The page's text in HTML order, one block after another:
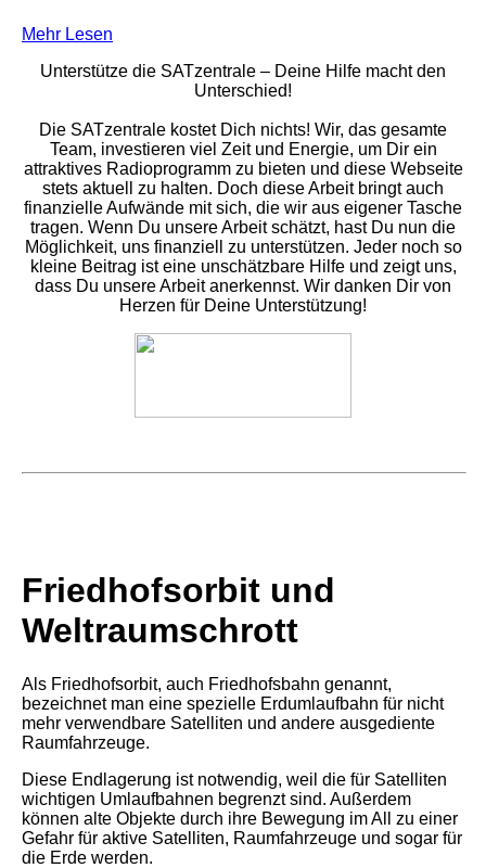
Mehr Lesen
Unterstütze die SATzentrale – Deine Hilfe macht den
Unterschied!
Die SATzentrale kostet Dich nichts! Wir, das gesamte
Team, investieren viel Zeit und Energie, um Dir ein
attraktives Radioprogramm zu bieten und diese Webseite
stets aktuell zu halten. Doch diese Arbeit bringt auch
finanzielle Aufwände mit sich, die wir aus eigener Tasche
tragen. Wenn Du unsere Arbeit schätzt, hast Du nun die
Möglichkeit, uns finanziell zu unterstützen. Jeder noch so
kleine Beitrag ist eine unschätzbare Hilfe und zeigt uns,
dass Du unsere Arbeit anerkennst. Wir danken Dir von
Herzen für Deine Unterstützung!
Friedhofsorbit und
Weltraumschrott
Als Friedhofsorbit, auch Friedhofsbahn genannt,
bezeichnet man eine spezielle Erdumlaufbahn für nicht
mehr verwendbare Satelliten und andere ausgediente
Raumfahrzeuge.
Diese Endlagerung ist notwendig, weil die für Satelliten
wichtigen Umlaufbahnen begrenzt sind. Außerdem
können alte Objekte durch ihre Bewegung im All zu einer
Gefahr für aktive Satelliten, Raumfahrzeuge und sogar für
die Erde werden.